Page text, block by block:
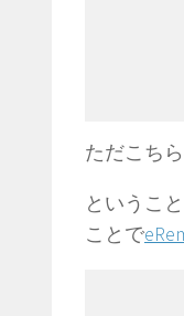
ただこち
というこ
ことで